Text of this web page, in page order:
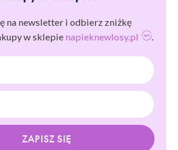
na newsletter i odbierz zniżkę
w sklepie napieknewlosy.pl .
ZAPISZ SIĘ